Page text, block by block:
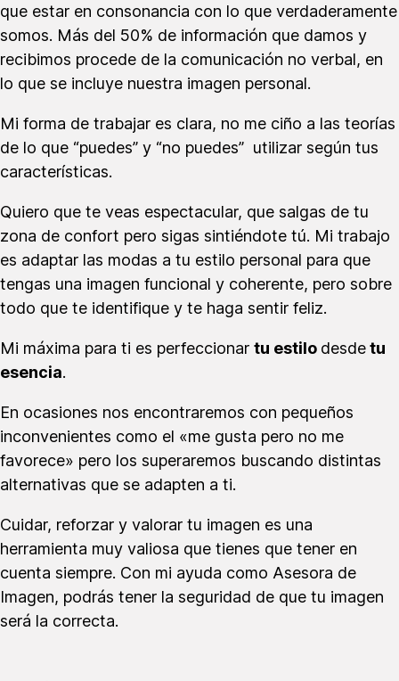
que estar en consonancia con lo que verdaderamente
somos. Más del 50% de información que damos y
recibimos procede de la comunicación no verbal, en
lo que se incluye nuestra imagen personal.
Mi forma de trabajar es clara, no me ciño a las teorías
de lo que “puedes” y “no puedes” utilizar según tus
características.
Quiero que te veas espectacular, que salgas de tu
zona de confort pero sigas sintiéndote tú. Mi trabajo
es adaptar las modas a tu estilo personal para que
tengas una imagen funcional y coherente, pero sobre
todo que te identifique y te haga sentir feliz.
Mi máxima para ti es perfeccionar tu estilo desdetu
esencia.
En ocasiones nos encontraremos con pequeños
inconvenientes como el «me gusta pero no me
favorece» pero los superaremos buscando distintas
alternativas que se adapten a ti.
Cuidar, reforzar y valorar tu imagen es una
herramienta muy valiosa que tienes que tener en
cuenta siempre. Con mi ayuda como Asesora de
Imagen, podrás tener la seguridad de que tu imagen
será la correcta.